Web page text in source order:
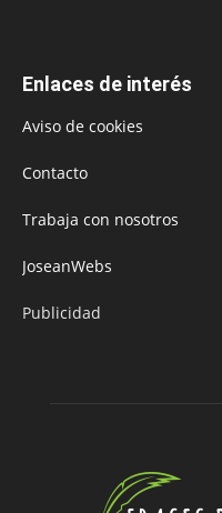
Enlaces de interés
Aviso de cookies
Contacto
Trabaja con nosotros
JoseanWebs
Publicidad